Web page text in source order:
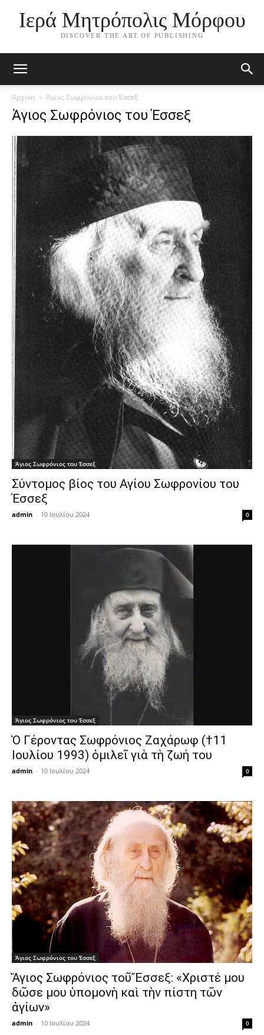
Ιερά Μητρόπολις Μόρφου
DISCOVER THE ART OF PUBLISHING
Αρχική Άγιος Σωφρόνιος του Έσσεξ
Άγιος Σωφρόνιος του Έσσεξ
Άγιος Σωφρόνιος του Έσσεξ
Σύντομος βίος του Αγίου Σωφρονίου του
Έσσεξ
admin - 10 Ιουλίου 2024 0
Άγιος Σωφρόνιος του Έσσεξ
Ὁ Γέροντας Σωφρόνιος Ζαχάρωφ (†11
Ιουλίου 1993) ὁμιλεῖ γιὰ τὴ ζωή του
admin - 10 Ιουλίου 2024 0
Άγιος Σωφρόνιος του Έσσεξ
Ἅγιος Σωφρόνιος τοῦ Ἔσσεξ: «Χριστέ μου
δῶσε μου ὑπομονὴ καὶ τὴν πίστη τῶν
ἁγίων»
admin - 10 Ιουλίου 2024 0